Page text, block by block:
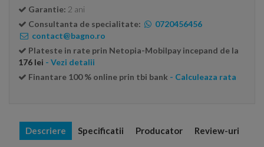
Garantie: 2 ani
Consultanta de specialitate:
0720456456
contact@bagno.ro
Plateste in rate prin Netopia-Mobilpay incepand de la
176 lei - Vezi detalii
Finantare 100 % online prin tbi bank - Calculeaza rata
Descriere Specificatii Producator Review-uri